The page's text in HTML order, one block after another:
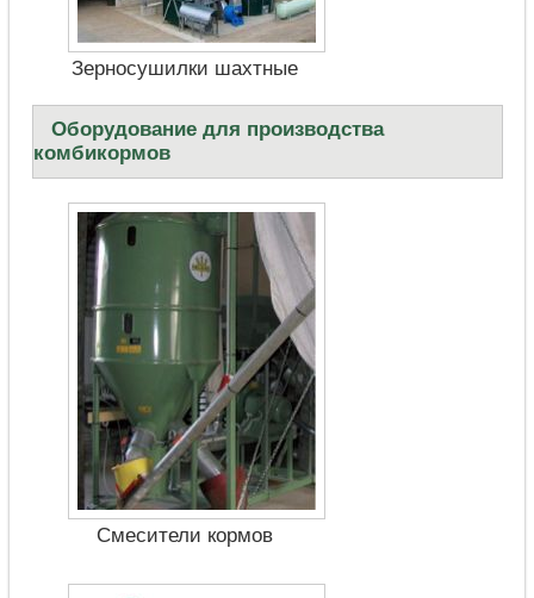
Зерносушилки шахтные
Оборудование для производства
комбикормов
Смесители кормов